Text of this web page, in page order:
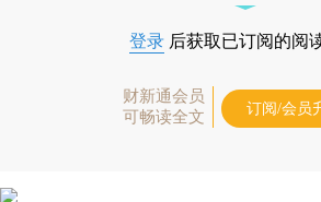
登录 后获取已订阅的阅
财新通会员
可畅读全文
订阅/会员